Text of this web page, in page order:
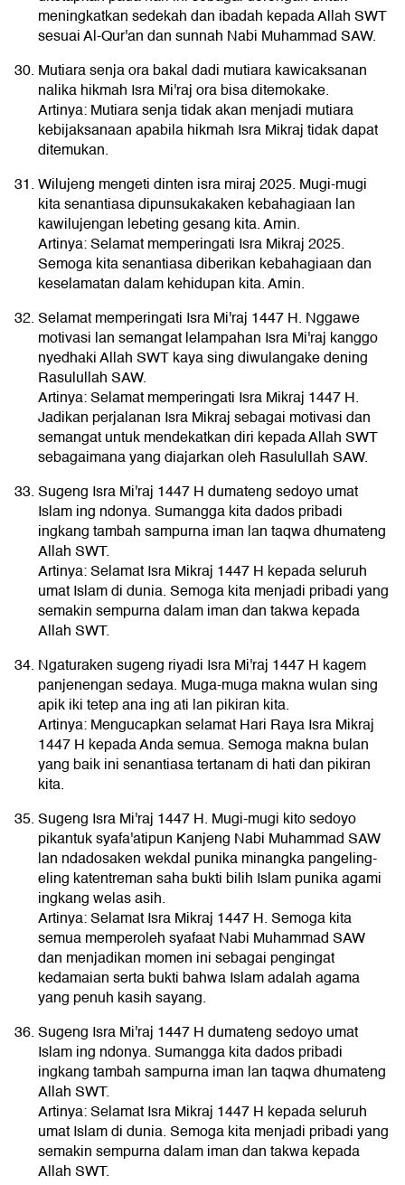
meningkatkan sedekah dan ibadah kepada Allah SWT
sesuai Al-Qur'an dan sunnah Nabi Muhammad SAW.
Mutiara senja ora bakal dadi mutiara kawicaksanan
nalika hikmah Isra Mi'raj ora bisa ditemokake.
Artinya: Mutiara senja tidak akan menjadi mutiara
kebijaksanaan apabila hikmah Isra Mikraj tidak dapat
ditemukan.
Wilujeng mengeti dinten isra miraj 2025. Mugi-mugi
kita senantiasa dipunsukakaken kebahagiaan lan
kawilujengan lebeting gesang kita. Amin.
Artinya: Selamat memperingati Isra Mikraj 2025.
Semoga kita senantiasa diberikan kebahagiaan dan
keselamatan dalam kehidupan kita. Amin.
Selamat memperingati Isra Mi'raj 1447 H. Nggawe
motivasi lan semangat lelampahan Isra Mi'raj kanggo
nyedhaki Allah SWT kaya sing diwulangake dening
Rasulullah SAW.
Artinya: Selamat memperingati Isra Mikraj 1447 H.
Jadikan perjalanan Isra Mikraj sebagai motivasi dan
semangat untuk mendekatkan diri kepada Allah SWT
sebagaimana yang diajarkan oleh Rasulullah SAW.
Sugeng Isra Mi'raj 1447 H dumateng sedoyo umat
Islam ing ndonya. Sumangga kita dados pribadi
ingkang tambah sampurna iman lan taqwa dhumateng
Allah SWT.
Artinya: Selamat Isra Mikraj 1447 H kepada seluruh
umat Islam di dunia. Semoga kita menjadi pribadi yang
semakin sempurna dalam iman dan takwa kepada
Allah SWT.
Ngaturaken sugeng riyadi Isra Mi'raj 1447 H kagem
panjenengan sedaya. Muga-muga makna wulan sing
apik iki tetep ana ing ati lan pikiran kita.
Artinya: Mengucapkan selamat Hari Raya Isra Mikraj
1447 H kepada Anda semua. Semoga makna bulan
yang baik ini senantiasa tertanam di hati dan pikiran
kita.
Sugeng Isra Mi'raj 1447 H. Mugi-mugi kito sedoyo
pikantuk syafa'atipun Kanjeng Nabi Muhammad SAW
lan ndadosaken wekdal punika minangka pangeling-
eling katentreman saha bukti bilih Islam punika agami
ingkang welas asih.
Artinya: Selamat Isra Mikraj 1447 H. Semoga kita
semua memperoleh syafaat Nabi Muhammad SAW
dan menjadikan momen ini sebagai pengingat
kedamaian serta bukti bahwa Islam adalah agama
yang penuh kasih sayang.
Sugeng Isra Mi'raj 1447 H dumateng sedoyo umat
Islam ing ndonya. Sumangga kita dados pribadi
ingkang tambah sampurna iman lan taqwa dhumateng
Allah SWT.
Artinya: Selamat Isra Mikraj 1447 H kepada seluruh
umat Islam di dunia. Semoga kita menjadi pribadi yang
semakin sempurna dalam iman dan takwa kepada
Allah SWT.